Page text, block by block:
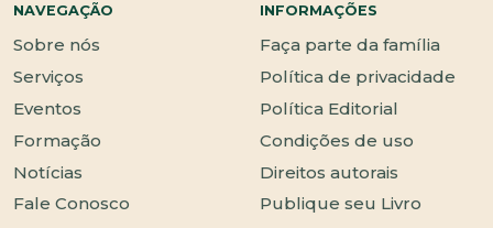
NAVEGAÇÃO
Sobre nós
Serviços
Eventos
Formação
Notícias
Fale Conosco
INFORMAÇÕES
Faça parte da família
Política de privacidade
Política Editorial
Condições de uso
Direitos autorais
Publique seu Livro